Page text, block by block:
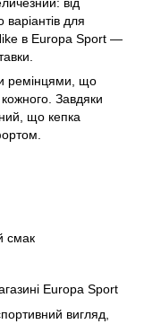
для
в Europa Sport —
ремінцями, що
Завдяки
що кепка
смак
Europa Sport
вигляд,